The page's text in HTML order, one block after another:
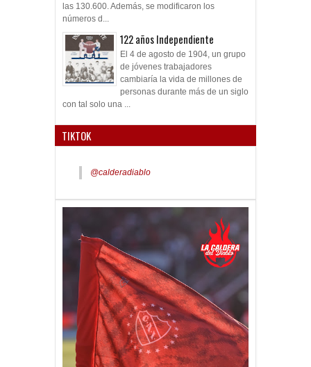
las 130.600. Además, se modificaron los
números d...
122 años Independiente
El 4 de agosto de 1904, un grupo
de jóvenes trabajadores
cambiaría la vida de millones de
personas durante más de un siglo
con tal solo una ...
TIKTOK
@calderadiablo